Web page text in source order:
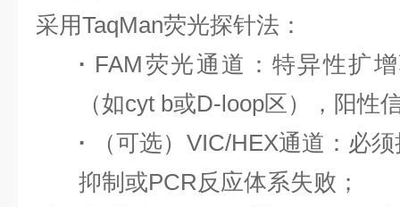
采用TaqMan荧光探针法：
· FAM荧光通道 ：特异性扩
（如cyt b或D-loop区），阳性
·
（可选） VIC/HEX通道 ： 必
抑制或PCR反应体系失败 ；